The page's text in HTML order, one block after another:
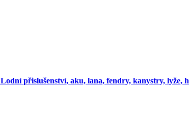
Lodní přislušenství, aku, lana, fendry, kanystry, lyže,